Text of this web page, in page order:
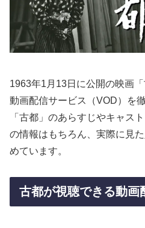
1963年1月13日に公開の映画
動画配信サービス（VOD）を
「古都」のあらすじやキャス
の情報はもちろん、実際に見
めています。
古都が視聴できる動画